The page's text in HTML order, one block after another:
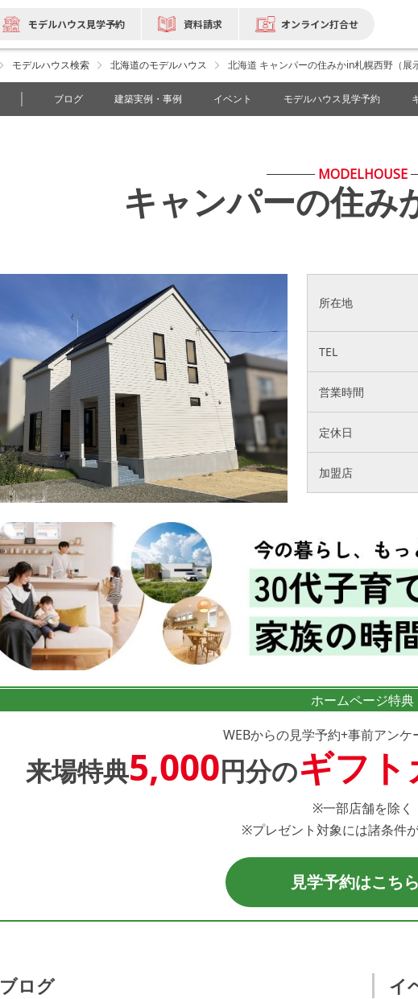
モデルハウス見学予約 資料請求 オンライン打合せ
モデルハウス検索 北海道のモデルハウス 北海道 キャンパーの住みかin札幌西野（展
ブログ 建築実例・事例 イベント モデルハウス見学予約
MODELHOUSE
キャンパーの住み
所在地
TEL
営業時間
定休日
加盟店
ホームページ特典
WEBからの見学予約+事前アンケ
来場特典5,000円分のギフト
※一部店舗を除く
※プレゼント対象には諸条件
見学予約はこちら
ブログ イ